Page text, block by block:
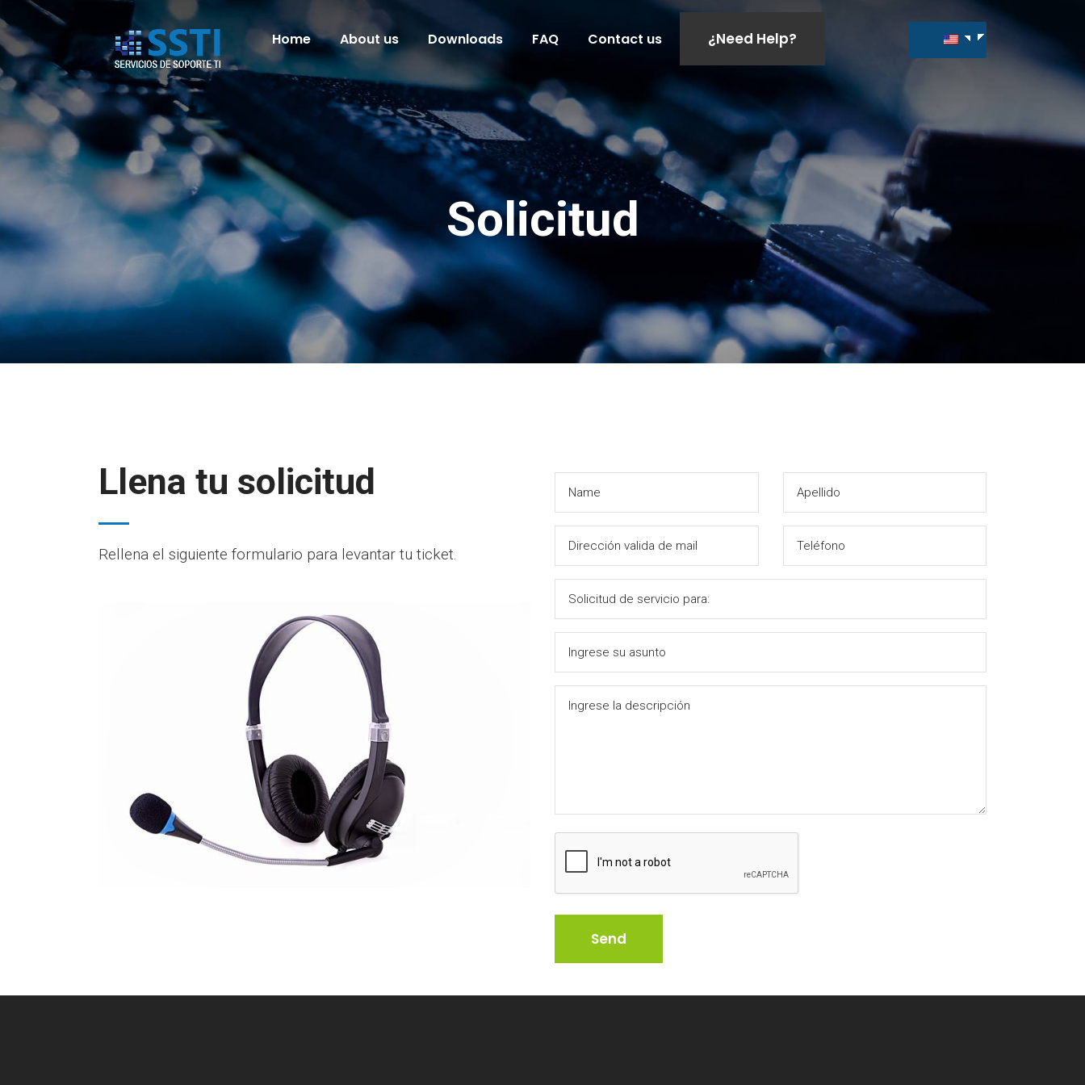
Home About us Downloads FAQ Contact us ¿Need Help?
Solicitud
Llena tu solicitud
Rellena el siguiente formulario para levantar tu ticket.